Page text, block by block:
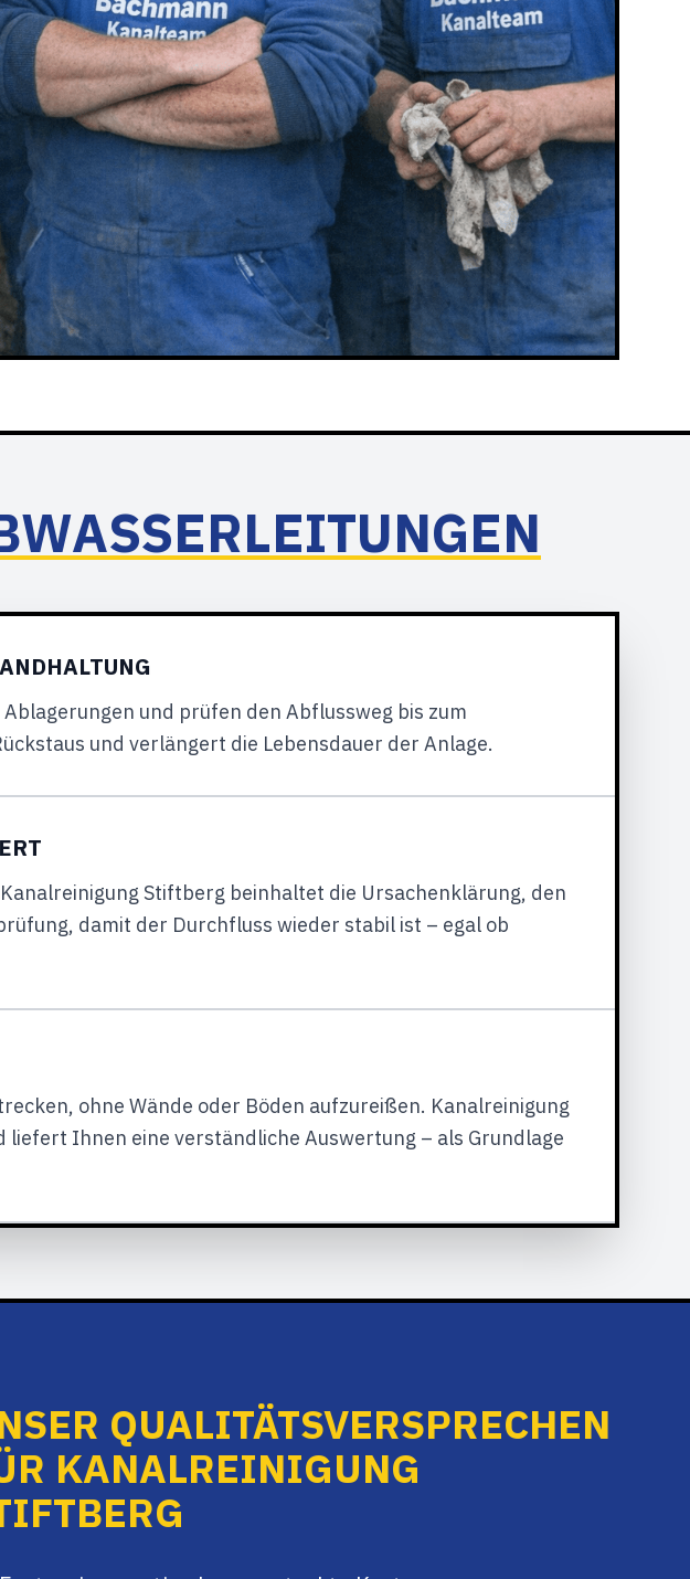
und prüfen den Abflussweg bis zum
und verlängert die Lebensdauer der Anlage.
Stiftberg beinhaltet die Ursachenklärung, den
damit der Durchfluss wieder stabil ist – egal ob
ohne Wände oder Böden aufzureißen. Kanalreinigung
Ihnen eine verständliche Auswertung – als Grundlage
QUALITÄTSVERSPRECHEN
KANALREINIGUNG